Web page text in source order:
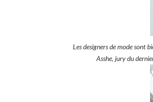
Les designers de mode sont
Asshe, jury du